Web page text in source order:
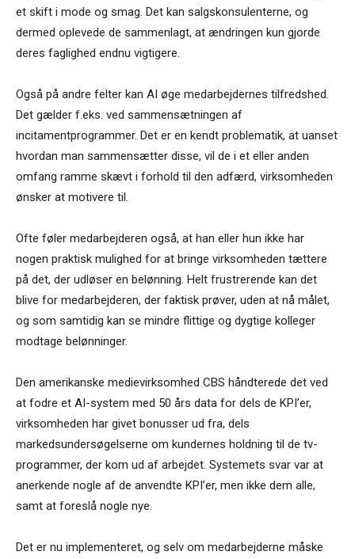
et skift i mode og smag. Det kan salgskonsulenterne, og
dermed oplevede de sammenlagt, at ændringen kun gjorde
deres faglighed endnu vigtigere.
Også på andre felter kan AI øge medarbejdernes tilfredshed.
Det gælder f.eks. ved sammensætningen af
incitamentprogrammer. Det er en kendt problematik, at uanset
hvordan man sammensætter disse, vil de i et eller anden
omfang ramme skævt i forhold til den adfærd, virksomheden
ønsker at motivere til.
Ofte føler medarbejderen også, at han eller hun ikke har
nogen praktisk mulighed for at bringe virksomheden tættere
på det, der udløser en belønning. Helt frustrerende kan det
blive for medarbejderen, der faktisk prøver, uden at nå målet,
og som samtidig kan se mindre flittige og dygtige kolleger
modtage belønninger.
Den amerikanske medievirksomhed CBS håndterede det ved
at fodre et AI-system med 50 års data for dels de KPI’er,
virksomheden har givet bonusser ud fra, dels
markedsundersøgelserne om kundernes holdning til de tv-
programmer, der kom ud af arbejdet. Systemets svar var at
anerkende nogle af de anvendte KPI’er, men ikke dem alle,
samt at foreslå nogle nye.
Det er nu implementeret, og selv om medarbejderne måske